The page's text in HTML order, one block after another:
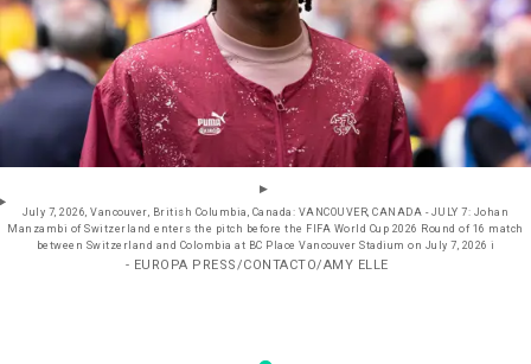
July 7, 2026, Vancouver, British Columbia, Canada: VANCOUVER, CANADA - JULY 7: Johan
Manzambi of Switzerland enters the pitch before the FIFA World Cup 2026 Round of 16 match
between Switzerland and Colombia at BC Place Vancouver Stadium on July 7, 2026 i
- EUROPA PRESS/CONTACTO/AMY ELLE